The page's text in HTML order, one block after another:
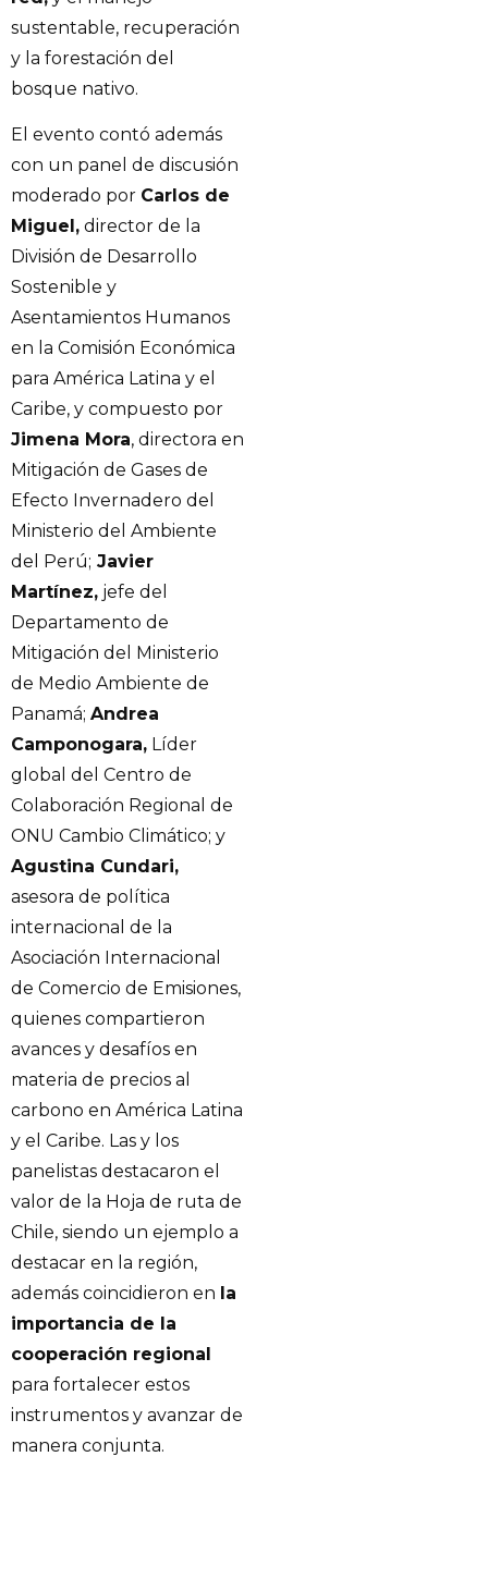
sustentable, recuperación
y la forestación del
bosque nativo.
El evento contó además
con un panel de discusión
moderado por Carlos de
Miguel, director de la
División de Desarrollo
Sostenible y
Asentamientos Humanos
en la Comisión Económica
para América Latina y el
Caribe, y compuesto por
Jimena Mora, directora en
Mitigación de Gases de
Efecto Invernadero del
Ministerio del Ambiente
del Perú; Javier
Martínez, jefe del
Departamento de
Mitigación del Ministerio
de Medio Ambiente de
Panamá; Andrea
Camponogara, Líder
global del Centro de
Colaboración Regional de
ONU Cambio Climático; y
Agustina Cundari,
asesora de política
internacional de la
Asociación Internacional
de Comercio de Emisiones,
quienes compartieron
avances y desafíos en
materia de precios al
carbono en América Latina
y el Caribe. Las y los
panelistas destacaron el
valor de la Hoja de ruta de
Chile, siendo un ejemplo a
destacar en la región,
además coincidieron en la
importancia de la
cooperación regional
para fortalecer estos
instrumentos y avanzar de
manera conjunta.